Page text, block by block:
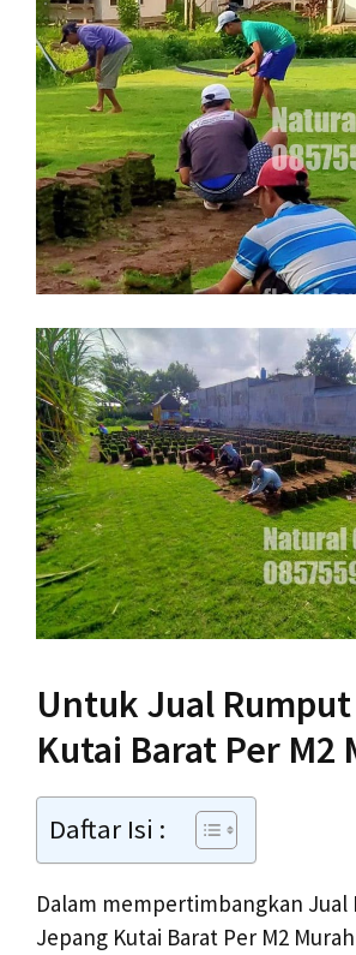
Untuk Jual
Kutai Barat Per M2
Daftar Isi :
Dalam mempertimbangkan Jual
Jepang Kutai Barat Per M2